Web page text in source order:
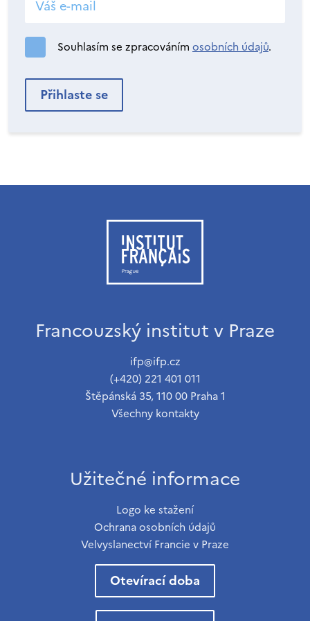
Souhlasím se zpracováním osobních údajů.
Francouzský institut v Praze
ifp@ifp.cz
(+420) 221 401 011
Štěpánská 35, 110 00 Praha 1
Všechny kontakty
Užitečné informace
Logo ke stažení
Ochrana osobních údajů
Velvyslanectví Francie v Praze
Otevírací doba